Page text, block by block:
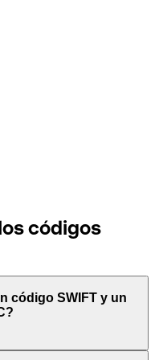
códigos
código SWIFT y un